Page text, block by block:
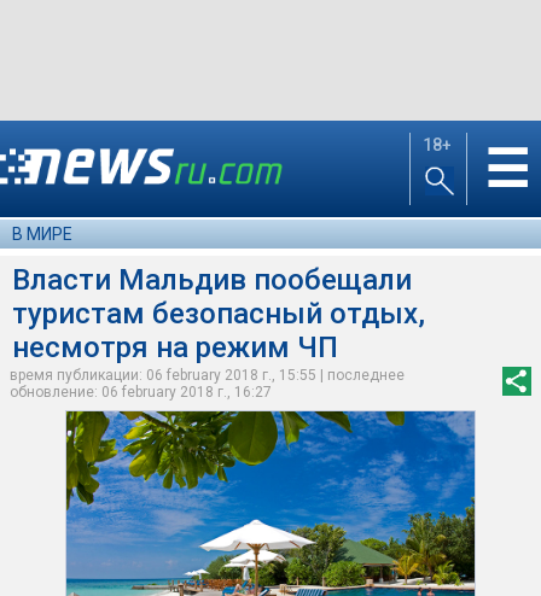
18+ ☰
В МИРЕ
Власти Мальдив пообещали
туристам безопасный отдых,
несмотря на режим ЧП
время публикации: 06 february 2018 г., 15:55 | последнее
обновление: 06 february 2018 г., 16:27